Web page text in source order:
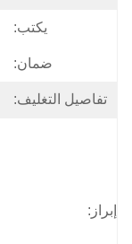
يكتب:
ضمان:
تفاصيل التغليف: